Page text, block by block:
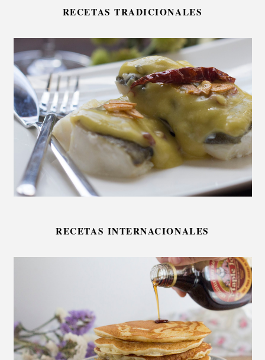
RECETAS TRADICIONALES
RECETAS INTERNACIONALES